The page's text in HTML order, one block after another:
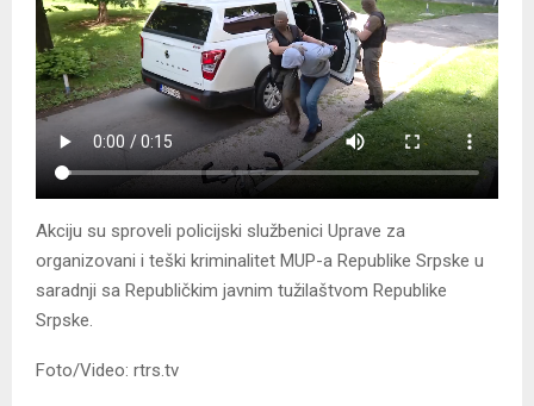
Akciju su sproveli policijski službenici Uprave za
organizovani i teški kriminalitet MUP-a Republike Srpske u
saradnji sa Republičkim javnim tužilaštvom Republike
Srpske.
Foto/Video: rtrs.tv